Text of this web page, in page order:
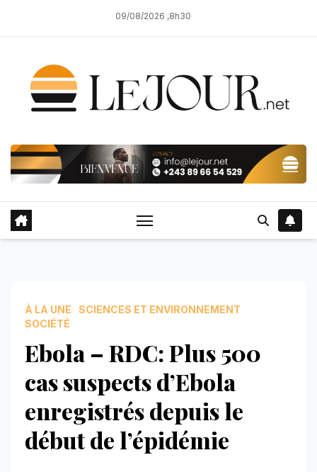
09/08/2026 ,8h30
À LA UNE
SCIENCES ET ENVIRONNEMENT
SOCIÉTÉ
Ebola – RDC: Plus 500
cas suspects d’Ebola
enregistrés depuis le
début de l’épidémie